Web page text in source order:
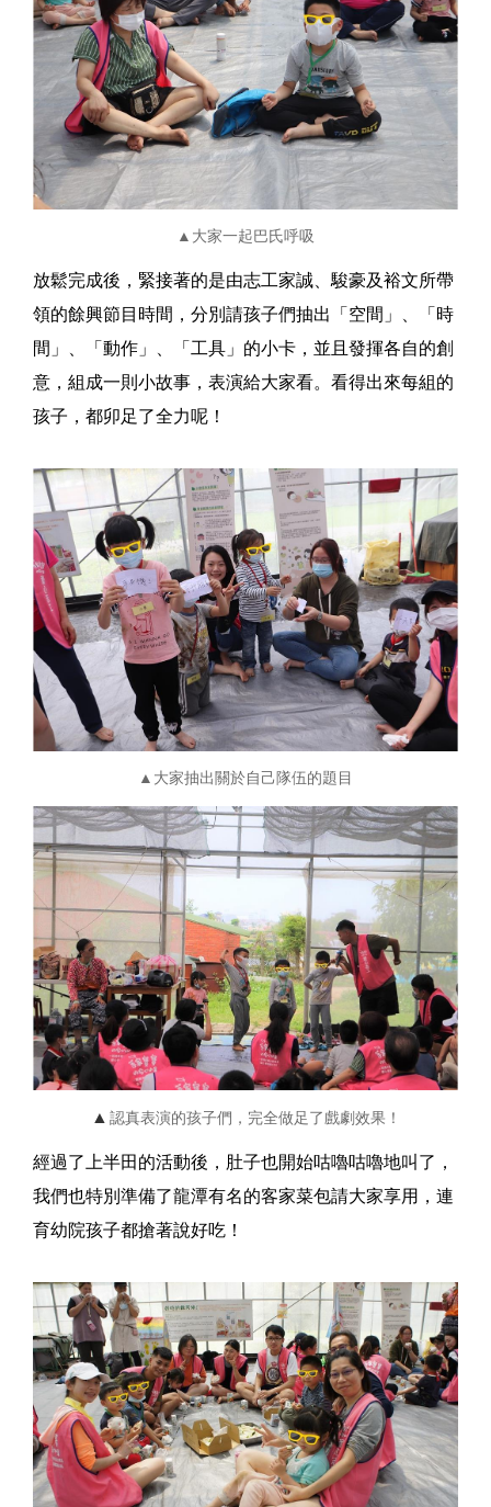
▲大家一起巴氏呼吸
放鬆完成後，緊接著的是由志工家誠、駿豪及裕文所帶
領的餘興節目時間，分別請孩子們抽出「空間」、「時
間」、「動作」、「工具」的小卡，並且發揮各自的創
意，組成一則小故事，表演給大家看。看得出來每組的
孩子，都卯足了全力呢！
▲大家抽出關於自己隊伍的題目
▲ 認真表演的孩子們，完全做足了戲劇效果！
經過了上半田的活動後，肚子也開始咕嚕咕嚕地叫了，
我們也特別準備了龍潭有名的客家菜包請大家享用，連
育幼院孩子都搶著說好吃！